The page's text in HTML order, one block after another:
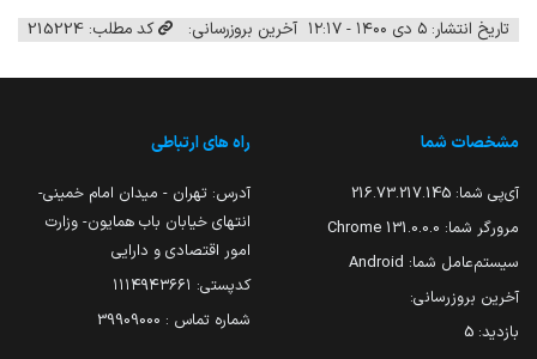
تاریخ انتشار: ۵ دی ۱۴۰۰ - ۱۲:۱۷ آخرین بروزرسانی: کد مطلب: 215224
مشخصات شما
آی‌پی شما: 216.73.217.145
مرورگر شما: 131.0.0.0 Chrome
سیستم‌عامل شما: Android
آخرین بروزرسانی:
بازدید: 5
راه های ارتباطی
آدرس: تهران - میدان امام خمینی-
انتهای خیابان باب همایون- وزارت
امور اقتصادی و دارایی
کدپستی: ۱۱۱۴۹۴۳۶۶۱
شماره تماس : 39909000